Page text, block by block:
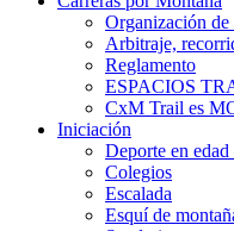
Organización
Arbitraje,
Reglamento
ESPACIOS
CxM Trail es
Iniciación
Deporte en
Colegios
Escalada
Esquí de